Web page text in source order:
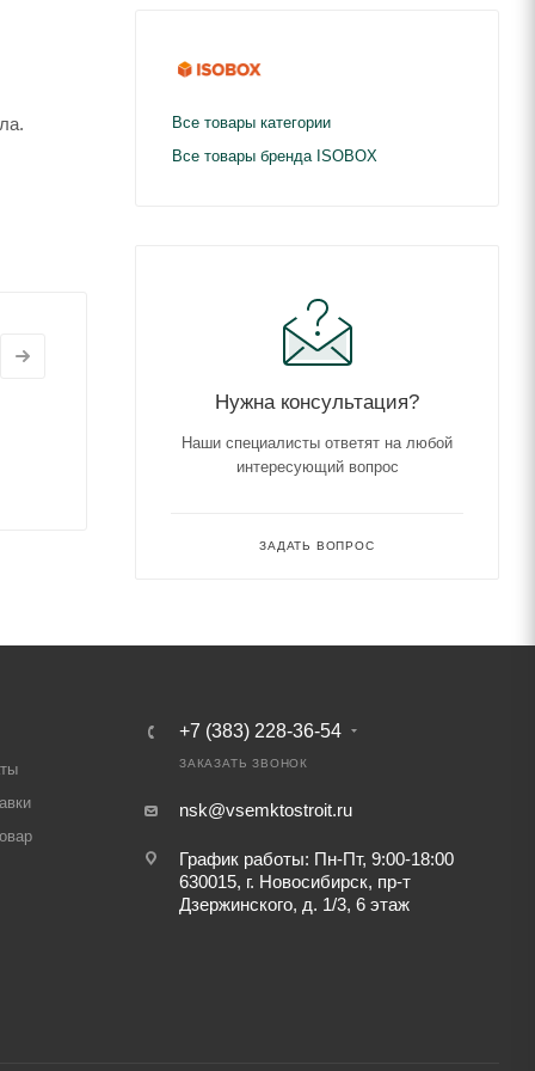
Все товары категории
Все товары бренда ISOBOX
Нужна консультация?
Наши специалисты ответят на любой
интересующий вопрос
ЗАДАТЬ ВОПРОС
+7 (383) 228-36-54
ЗАКАЗАТЬ ЗВОНОК
nsk@vsemktostroit.ru
График работы: Пн-Пт, 9:00-18:00
630015, г. Новосибирск, пр-т
Дзержинского, д. 1/3, 6 этаж